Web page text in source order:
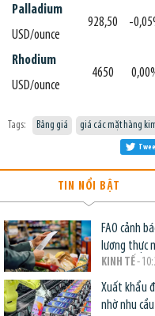
Palladium
USD/ounce
928,50 -
Rhodium
USD/ounce
4650
Tags: Bảng giá giá các mặt hàng
TIN NỔI BẬT
FAO cảnh
lương thực
KINH TẾ-
Xuất khẩu
nhờ nhu